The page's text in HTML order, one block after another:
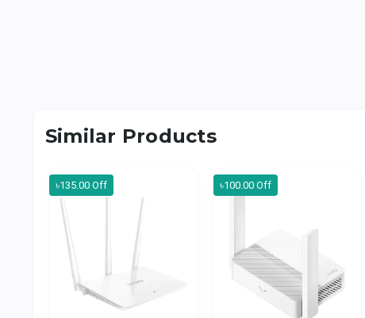
Similar Products
৳135.00 Off ৳100.00 Off